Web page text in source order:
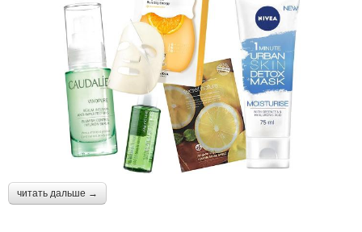
читать дальше →